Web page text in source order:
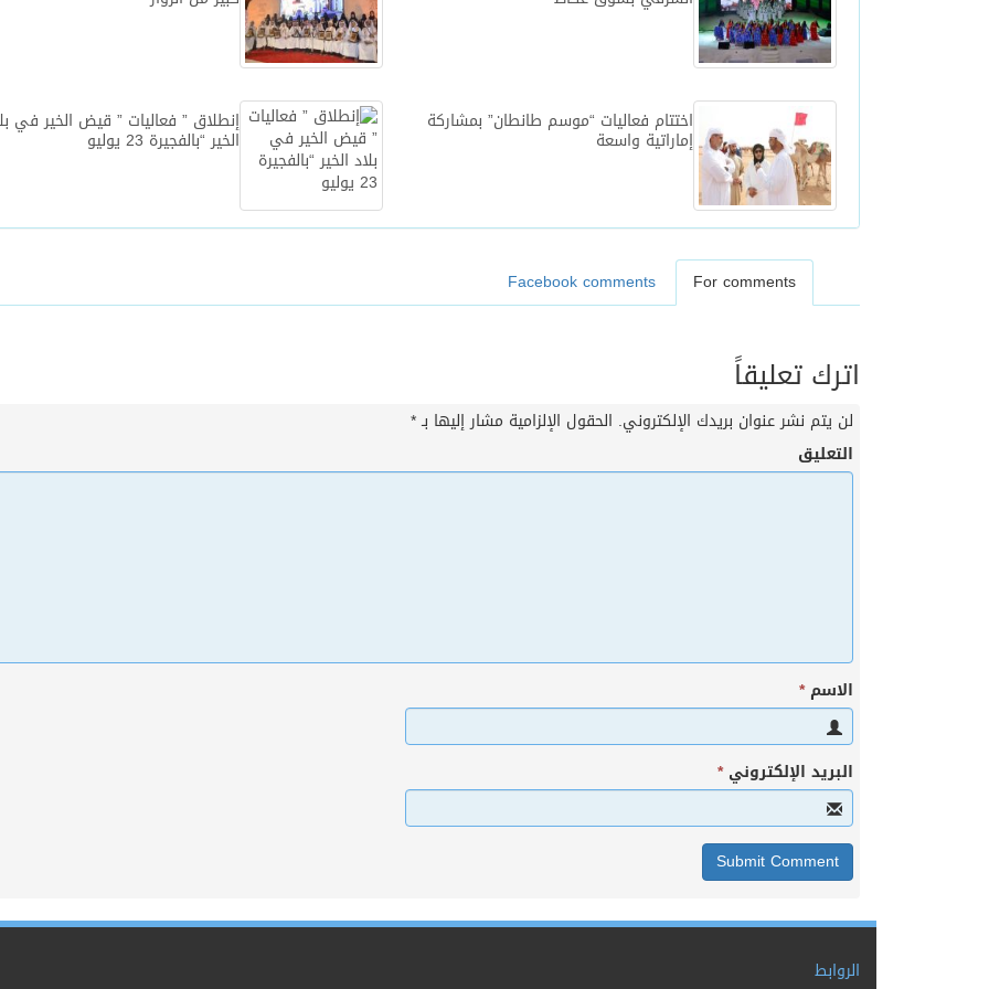
إنطلاق ” فعاليات ” قيض الخير في
الخير “بالفجيرة 23 يوليو
اختتام فعاليات “موسم طانطان” بمشاركة
إماراتية واسعة
For comments
Facebook comments
اترك تعليقاً
لن يتم نشر عنوان بريدك الإلكتروني. الحقول الإلزامية مشار إليها بـ*
التعليق
الاسم*
البريد الإلكتروني*
الروابط